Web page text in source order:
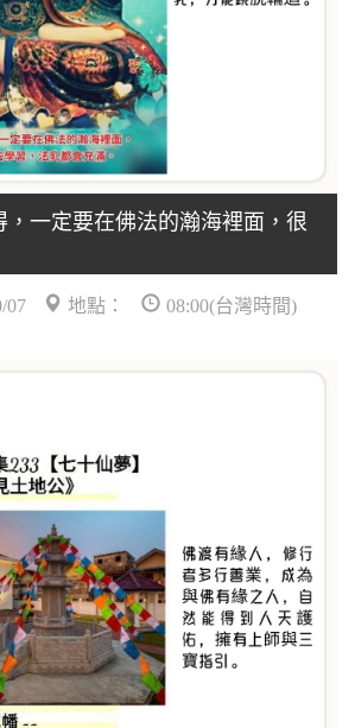
，一定要在佛法的瀚海裡面，很
07 地點： 08:00(台灣時間)